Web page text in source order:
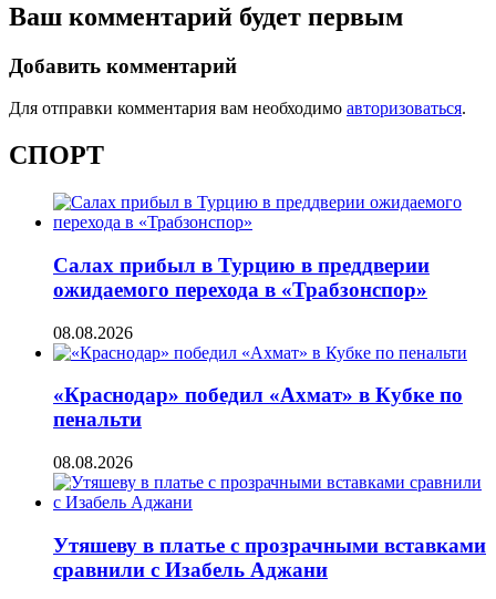
Ваш комментарий будет первым
Добавить комментарий
Для отправки комментария вам необходимо авторизоваться.
СПОРТ
Салах прибыл в Турцию в преддверии
ожидаемого перехода в «Трабзонспор»
08.08.2026
«Краснодар» победил «Ахмат» в Кубке по
пенальти
08.08.2026
Утяшеву в платье с прозрачными вставками
сравнили с Изабель Аджани